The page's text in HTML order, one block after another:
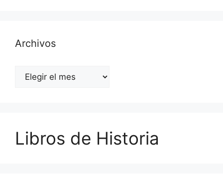
Archivos
Archivos
Libros de Historia